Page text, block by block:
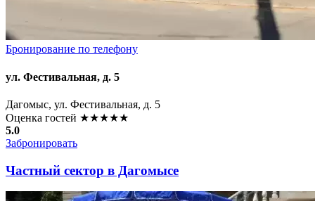
Бронирование по телефону
ул. Фестивальная, д. 5
Дагомыс, ул. Фестивальная, д. 5
Оценка гостей ★★★★★
5.0
Забронировать
Частный сектор в Дагомысе